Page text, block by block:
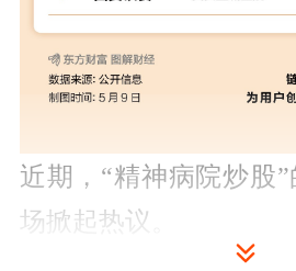
近期，“精神病院炒股
场掀起热议。